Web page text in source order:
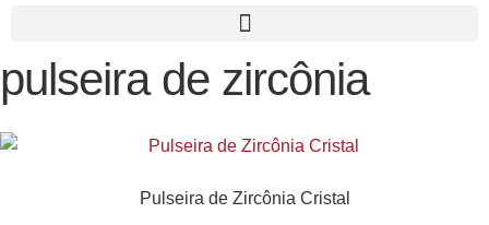
pulseira de zircônia
Pulseira de Zircônia Cristal